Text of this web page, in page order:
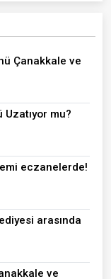
Çanakkale ve
Uzatıyor mu?
eczanelerde!
arasında
ve